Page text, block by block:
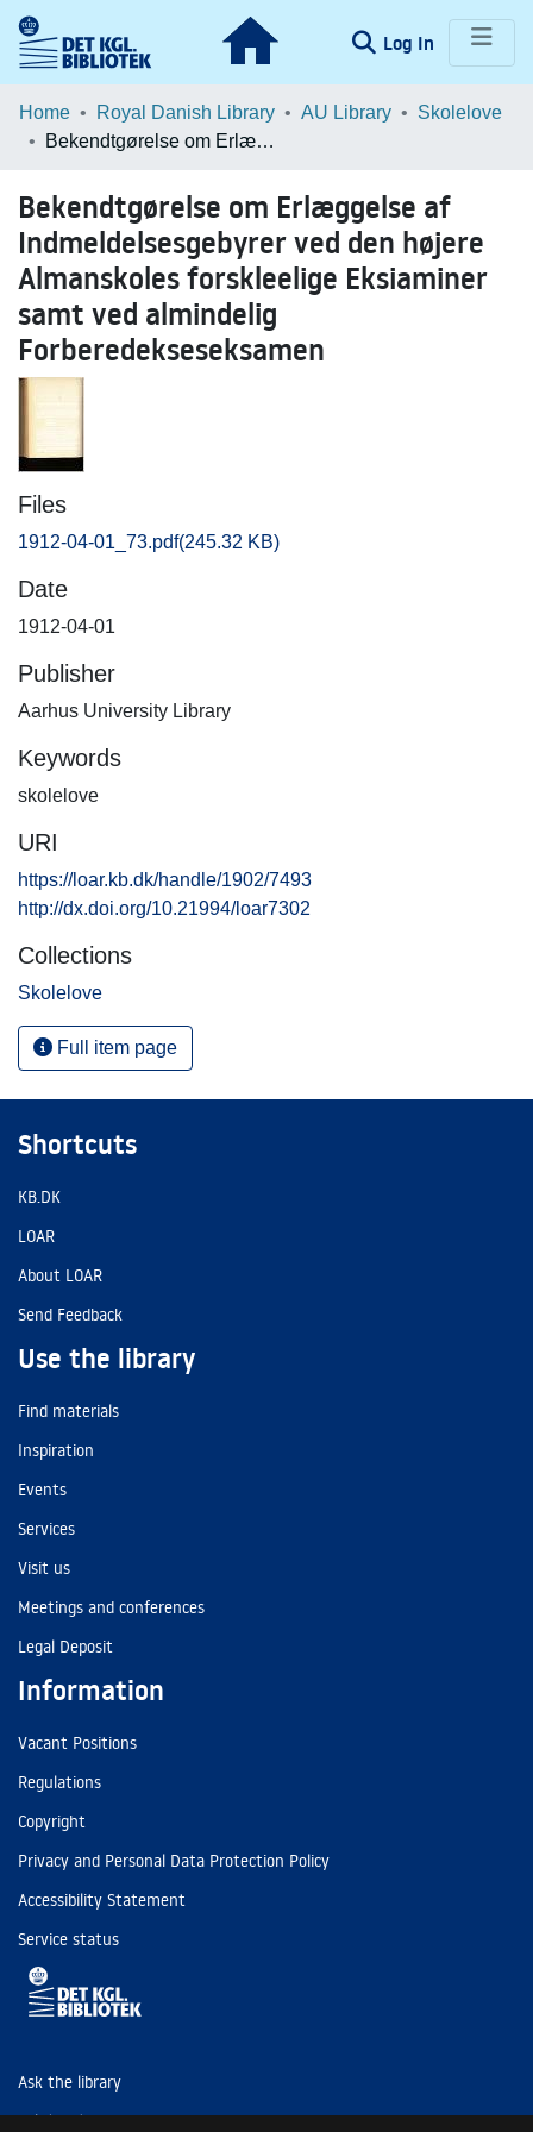
Log In (current)
Communities & Collections
Browse LOAR
Statistics
Home Royal Danish Library AU Library
Skolelove
Bekendtgørelse om Erlæggelse af Indmeldelsesgebyrer ved den højere Almanskoles forskleelige Eksiaminer samt ved almindelig Forberedekseseksamen
Bekendtgørelse om Erlæggelse af
Indmeldelsesgebyrer ved den højere
Almanskoles forskleelige Eksiaminer
samt ved almindelig
Forberedekseseksamen
Files
1912-04-01_73.pdf(245.32 KB)
Date
1912-04-01
Publisher
Aarhus University Library
Keywords
skolelove
URI
https://loar.kb.dk/handle/1902/7493
http://dx.doi.org/10.21994/loar7302
Collections
Skolelove
Full item page
Shortcuts
KB.DK
LOAR
About LOAR
Send Feedback
Use the library
Find materials
Inspiration
Events
Services
Visit us
Meetings and conferences
Legal Deposit
Information
Vacant Positions
Regulations
Copyright
Privacy and Personal Data Protection Policy
Accessibility Statement
Service status
Ask the library
Tel: (+45) 3347 4747